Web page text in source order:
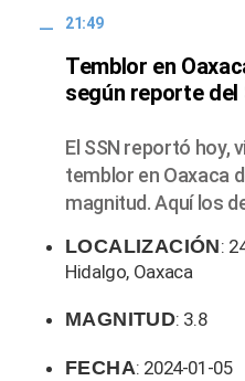
21:49
Temblor en
según reporte del
El SSN reportó hoy,
temblor en Oaxaca
magnitud. Aquí los
LOCALIZACIÓN:
Hidalgo, Oaxaca
MAGNITUD: 3.8
FECHA: 2024-01-05